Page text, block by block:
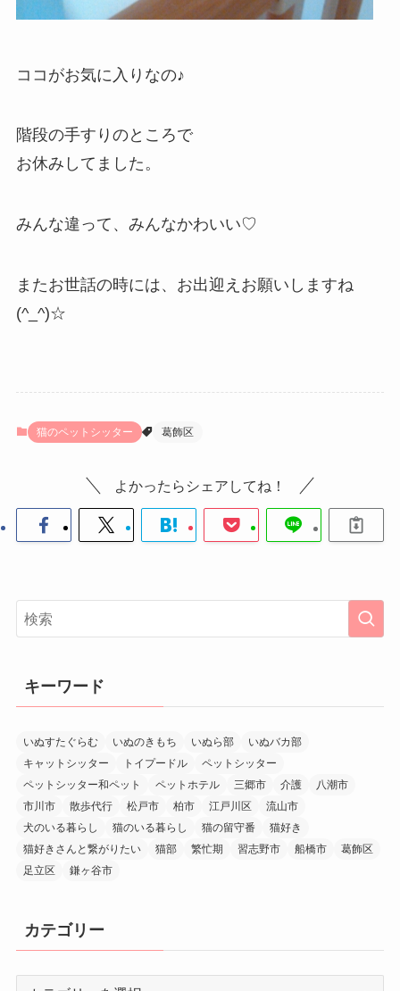
ココがお気に入りなの♪
階段の手すりのところで
お休みしてました。
みんな違って、みんなかわいい♡
またお世話の時には、お出迎えお願いしますね
(^_^)☆
猫のペットシッター 葛飾区
よかったらシェアしてね！
キーワード
いぬすたぐらむ いぬのきもち いぬら部
いぬバカ部
キャットシッター
トイプードル
ペットシッター
ペットシッター和ペット
ペットホテル 三郷市 介護
八潮市
市川市
散歩代行 松戸市 柏市 江戸川区
流山市
犬のいる暮らし
猫のいる暮らし 猫の留守番
猫好き
猫好きさんと繋がりたい
猫部 繁忙期 習志野市 船橋市
葛飾区
足立区
鎌ヶ谷市
カテゴリー